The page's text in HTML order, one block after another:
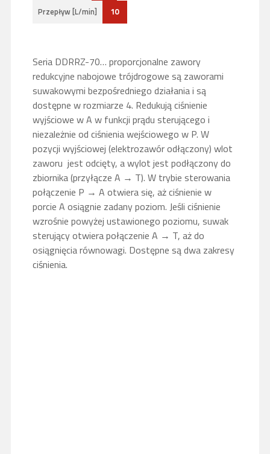
Przepływ [L/min]
10
Seria DDRRZ-70… proporcjonalne zawory
redukcyjne nabojowe trójdrogowe są zaworami
suwakowymi bezpośredniego działania i są
dostępne w rozmiarze 4. Redukują ciśnienie
wyjściowe w A w funkcji prądu sterującego i
niezależnie od ciśnienia wejściowego w P. W
pozycji wyjściowej (elektrozawór odłączony) wlot
zaworu jest odcięty, a wylot jest podłączony do
zbiornika (przyłącze A → T). W trybie sterowania
połączenie P → A otwiera się, aż ciśnienie w
porcie A osiągnie zadany poziom. Jeśli ciśnienie
wzrośnie powyżej ustawionego poziomu, suwak
sterujący otwiera połączenie A → T, aż do
osiągnięcia równowagi. Dostępne są dwa zakresy
ciśnienia.